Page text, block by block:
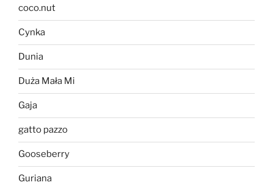
coco.nut
Cynka
Dunia
Duża Mała Mi
Gaja
gatto pazzo
Gooseberry
Guriana